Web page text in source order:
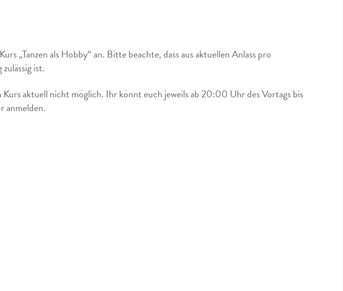
„Tanzen als Hobby“ an. Bitte beachte, dass aus aktuellen Anlass pro
ist.
Kurs aktuell nicht möglich. Ihr könnt euch jeweils ab 20:00 Uhr des Vortags bis
anmelden.